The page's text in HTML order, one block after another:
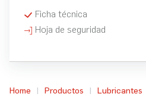
Ficha técnica
Hoja de seguridad
Home Productos Lubricantes